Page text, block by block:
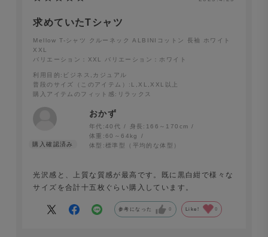
ラック
デザイン
ジャケットを羽織った際のVゾーンを意識し、細いリブ幅
と程よい詰まり具合を追求。襟元がきれいに整うことで、
全体の印象が引き締まり、品のあるスタイルを自然に引き
求めていたTシャツ
Mellow T-シャツ クルーネック ALBINIコットン 長袖 ホワイト
XXL
バリエーション：XXL
バリエーション：ホワイト
利用目的 :ビジネス,カジュアル
普段のサイズ（このアイテム） :L,XL,XXL以上
購入アイテムのフィット感:リラックス
おかず
年代:40代 身長: 166～170cm
体重:60～64kg
体型:標準型（平均的な体型）
光沢感と、上質な質感が最高です。既に黒白紺で様々な
サイズを合計十五枚ぐらい購入しています。
参考になった 0 Like! 0